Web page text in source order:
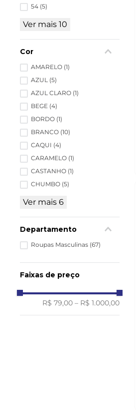
Departamento
Roupas Masculinas (67)
Cor
AMARELO (1)
AZUL (5)
AZUL CLARO (1)
BEGE (4)
BORDO (1)
BRANCO (10)
CAQUI (4)
CARAMELO (1)
CASTANHO (1)
CHUMBO (5)
Ver mais 6
54 (5)
Ver mais 10
Faixas de preço
R$ 79,00 – R$ 1.000,00